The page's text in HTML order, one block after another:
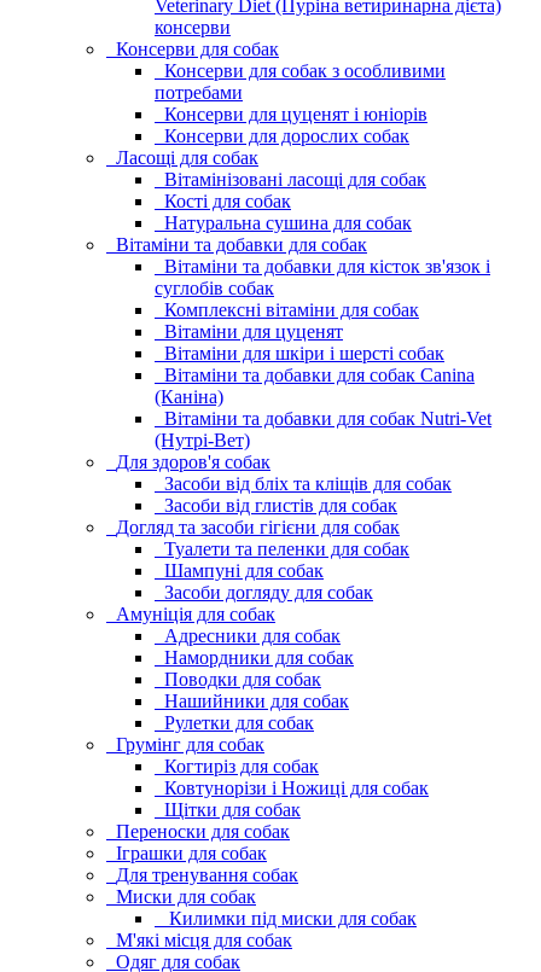
Veterinary Diet (Пуріна ветиринарна дієта)
консерви
Консерви для собак
Консерви для собак з особливими
потребами
Консерви для цуценят і юніорів
Консерви для дорослих собак
Ласощі для собак
Вітамінізовані ласощі для собак
Кості для собак
Натуральна сушина для собак
Вітаміни та добавки для собак
Вітаміни та добавки для кісток зв'язок і
суглобів собак
Комплексні вітаміни для собак
Вітаміни для цуценят
Вітаміни для шкіри і шерсті собак
Вітаміни та добавки для собак Canina
(Каніна)
Вітаміни та добавки для собак Nutri-Vet
(Нутрі-Вет)
Для здоров'я собак
Засоби від бліх та кліщів для собак
Засоби від глистів для собак
Догляд та засоби гігієни для собак
Туалети та пеленки для собак
Шампуні для собак
Засоби догляду для собак
Амуніція для собак
Адресники для собак
Намордники для собак
Поводки для собак
Нашийники для собак
Рулетки для собак
Грумінг для собак
Когтиріз для собак
Ковтунорізи і Ножиці для собак
Щітки для собак
Переноски для собак
Іграшки для собак
Для тренування собак
Миски для собак
Килимки під миски для собак
М'які місця для собак
Одяг для собак